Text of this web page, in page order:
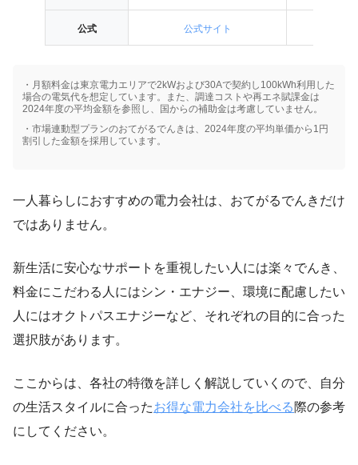
公式 公式サイト
・月額料金は東京電力エリアで2kWおよび30Aで契約し100kWh利用した
場合の電気代を想定しています。また、調達コストや再エネ賦課金は
2024年度の平均金額を参照し、国からの補助金は考慮していません。
・市場連動型プランのおてがるでんきは、2024年度の平均単価から1円
割引した金額を採用しています。
一人暮らしにおすすめの電力会社は、おてがるでんきだけ
ではありません。
新生活に安心なサポートを重視したい人には楽々でんき、
料金にこだわる人にはシン・エナジー、環境に配慮したい
人にはオクトパスエナジーなど、それぞれの目的に合った
選択肢があります。
ここからは、各社の特徴を詳しく解説していくので、自分
の生活スタイルに合ったお得な電力会社を比べる際の参考
にしてください。